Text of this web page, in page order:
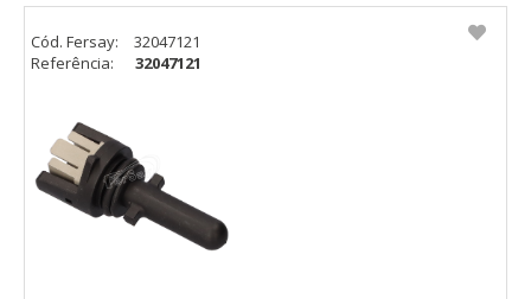
Cód. Fersay:
32047121
Referência:
32047121